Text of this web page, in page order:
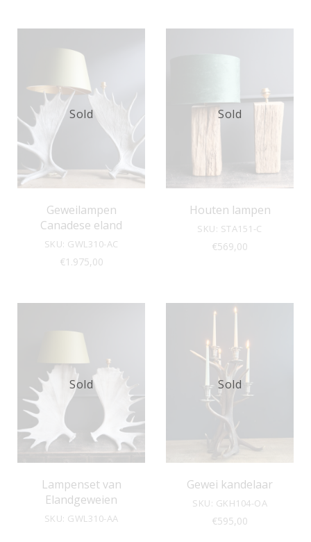
Geweilampen
Canadese eland
SKU: GWL310-AC
€1.975,00
Sold
Houten lampen
SKU: STA151-C
€569,00
Sold
Lampenset van
Elandgeweien
SKU: GWL310-AA
Sold
Gewei kandelaar
SKU: GKH104-OA
€595,00
Sold